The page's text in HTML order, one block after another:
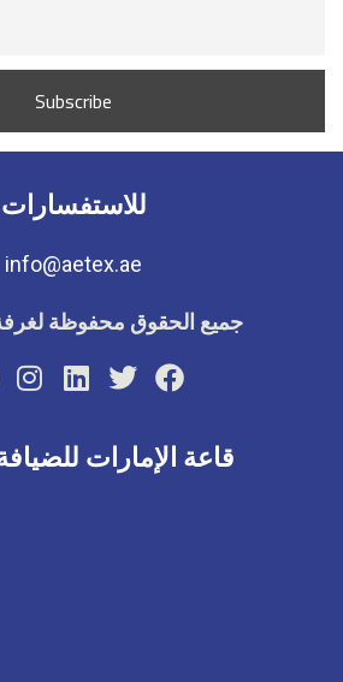
للاستفسارات
info@aetex.ae
جميع الحقوق محفوظة
قاعة الإمارات